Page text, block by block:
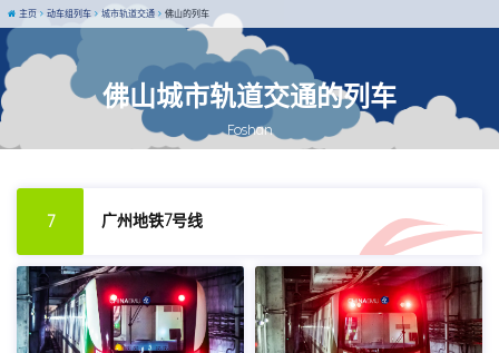
佛山城市轨道交通的列车
Foshan
主页 动车组列车 城市轨道交通 佛山的列车
7 广州地铁7号线